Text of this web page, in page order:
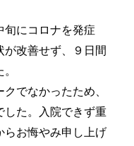
旬にコロナを発症
が改善せず、９日間
でなかったため、
した。入院できず重
らお悔やみ申し上げ